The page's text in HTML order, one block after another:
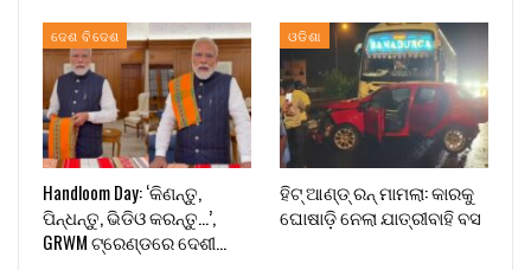
ଦେଶ ବିଦେଶ
Handloom Day: ‘କିଣନ୍ତୁ,
ପିନ୍ଧନ୍ତୁ, ଭିଡିଓ କରନ୍ତୁ…’,
GRWM ଟ୍ରେଣ୍ଡରେ ଦେଶୀ…
ଓଡିଶା
ହିଟ୍ ଆଣ୍ଡ୍ ରନ୍ ମାମଲା: କାରକୁ
ଘୋଷାଡ଼ି ନେଲା ଯାତ୍ରୀବାହି ବସ